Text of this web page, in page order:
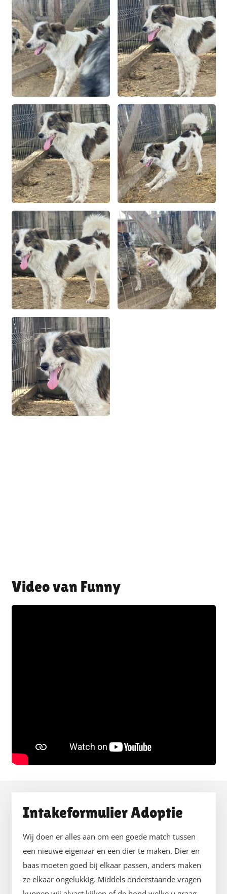
Funny
Intakeformulier Adoptie
Wij doen er alles aan om een goede match tussen
een nieuwe eigenaar en een dier te maken. Dier en
baas moeten goed bij elkaar passen, anders maken
ze elkaar ongelukkig. Middels onderstaande vragen